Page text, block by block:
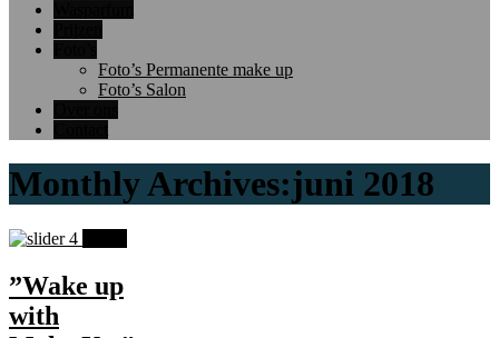
Foto’s Permanente make up
Foto’s Salon
Monthly Archives:juni 2018
”Wake up
with